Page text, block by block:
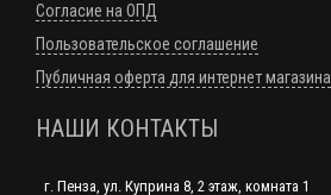
Согласие на ОПД
Пользовательское соглашение
Публичная оферта для интернет магазина
НАШИ КОНТАКТЫ
г. Пенза, ул. Куприна 8, 2 этаж, комната 1